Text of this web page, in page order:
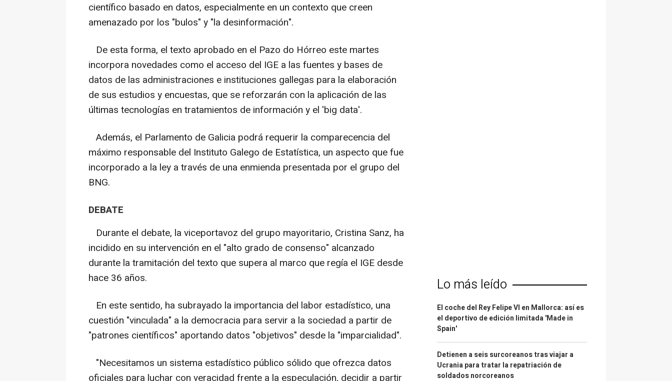
científico basado en datos, especialmente en un contexto que creen
amenazado por los "bulos" y "la desinformación".
De esta forma, el texto aprobado en el Pazo do Hórreo este martes
incorpora novedades como el acceso del IGE a las fuentes y bases de
datos de las administraciones e instituciones gallegas para la elaboración
de sus estudios y encuestas, que se reforzarán con la aplicación de las
últimas tecnologías en tratamientos de información y el 'big data'.
Además, el Parlamento de Galicia podrá requerir la comparecencia del
máximo responsable del Instituto Galego de Estatística, un aspecto que fue
incorporado a la ley a través de una enmienda presentada por el grupo del
BNG.
DEBATE
Durante el debate, la viceportavoz del grupo mayoritario, Cristina Sanz, ha
incidido en su intervención en el "alto grado de consenso" alcanzado
durante la tramitación del texto que supera al marco que regía el IGE desde
hace 36 años.
En este sentido, ha subrayado la importancia del labor estadístico, una
cuestión "vinculada" a la democracia para servir a la sociedad a partir de
"patrones científicos" aportando datos "objetivos" desde la "imparcialidad".
"Necesitamos un sistema estadístico público sólido que ofrezca datos
oficiales para luchar con veracidad frente a la especulación, decidir a partir
Lo más leído
El coche del Rey Felipe VI en Mallorca: así es
el deportivo de edición limitada 'Made in
Spain'
Detienen a seis surcoreanos tras viajar a
Ucrania para tratar la repatriación de
soldados norcoreanos